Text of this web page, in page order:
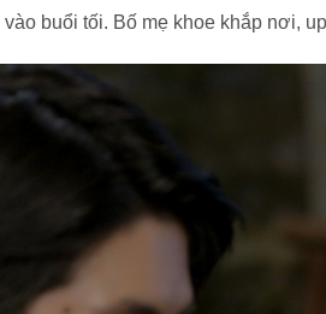
buổi tối. Bố mẹ khoe khắp nơi,